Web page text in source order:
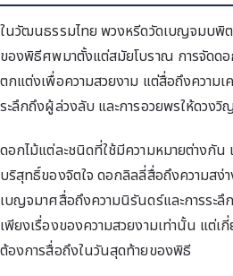
ในวัฒนธรรมไทย พวงหรีดวัดเบญจมบพิ
ของพิธีศพมาตั้งแต่สมัยโบราณ การจัดดอ
ตกแต่งเพื่อความสวยงาม แต่สื่อถึงความ
ระลึกถึงผู้ล่วงลับ และการอวยพรให้ดว
ดอกไม้แต่ละชนิดที่ใช้มีความหมายต่างกัน
บริสุทธิ์ของจิตใจ ดอกลิลลี่สื่อถึงความสง่า
เบญจมาศสื่อถึงความนิรันดร์และการระลึ
เพียงเรื่องของความสวยงามเท่านั้น แต่
ต้องการสื่อถึงในวันสุดท้ายของพิธี